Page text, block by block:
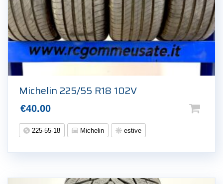
Michelin 225/55 R18 102V
€40.00
225-55-18 Michelin estive